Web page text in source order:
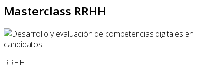
Masterclass RRHH
RRHH